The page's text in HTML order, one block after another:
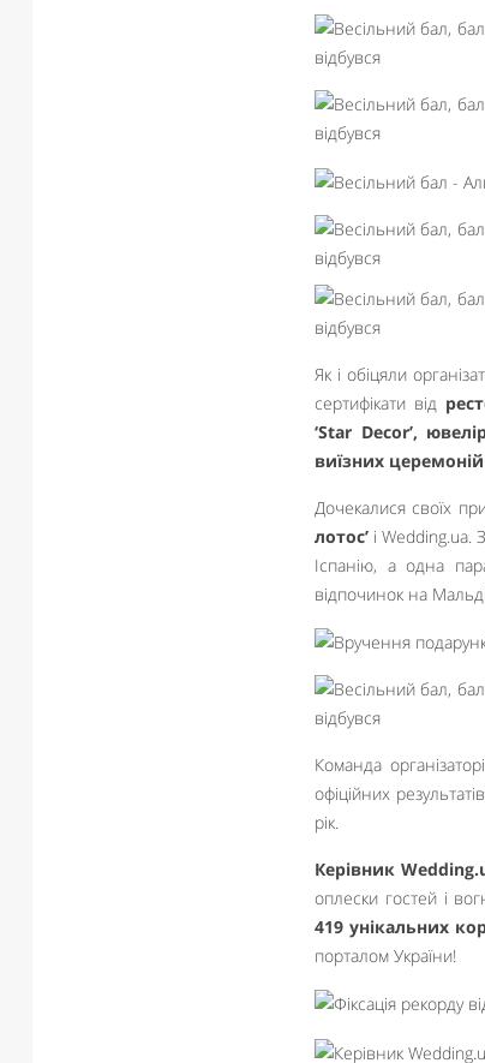
Як і обіцяли
сертифікати від
‘Star Decor’,
виїзних
Дочекалися своїх
лотос’ і Wedding.ua.
Іспанію, а одна
відпочинок на
Команда
офіційних
рік.
Керівник
оплески гостей і
419 унікальних
порталом України!